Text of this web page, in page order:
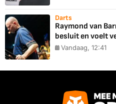
Darts
Raymond van
besluit en voelt
Vandaag, 12:41